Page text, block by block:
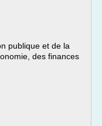
publique et de la
des finances